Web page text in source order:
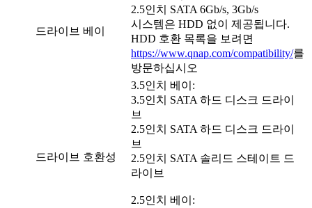
드라이브 베이
2.5인치 SATA 6Gb/s, 3Gb/s
시스템은 HDD 없이 제공됩니다.
HDD 호환 목록을 보려면
https://www.qnap.com/compatibility/를
방문하십시오
드라이브 호환성
3.5인치 베이:
3.5인치 SATA 하드 디스크 드라이
브
2.5인치 SATA 하드 디스크 드라이
브
2.5인치 SATA 솔리드 스테이트 드
라이브
2.5인치 베이: